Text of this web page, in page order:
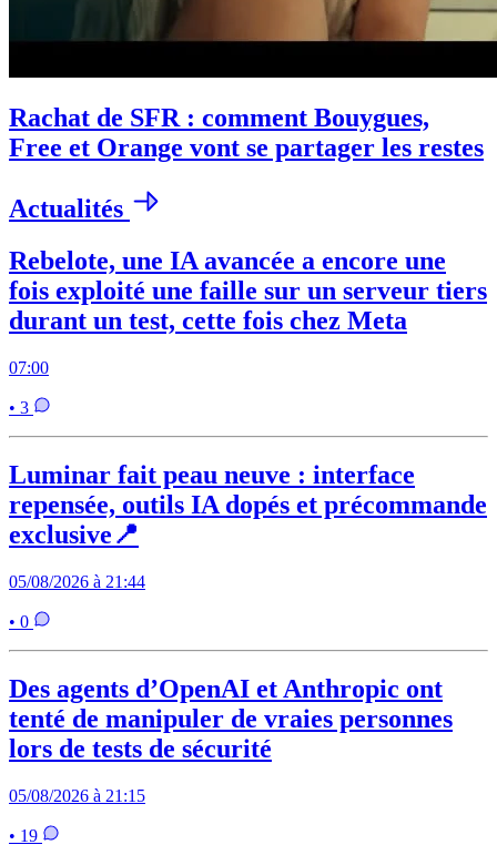
Rachat de SFR : comment Bouygues,
Free et Orange vont se partager les restes
Actualités
Rebelote, une IA avancée a encore une
fois exploité une faille sur un serveur tiers
durant un test, cette fois chez Meta
07:00
• 3
Luminar fait peau neuve : interface
repensée, outils IA dopés et précommande
exclusive📍
05/08/2026 à 21:44
• 0
Des agents d’OpenAI et Anthropic ont
tenté de manipuler de vraies personnes
lors de tests de sécurité
05/08/2026 à 21:15
• 19